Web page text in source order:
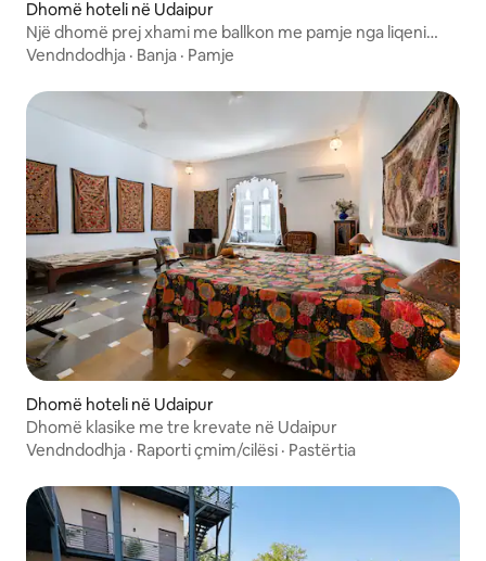
Dhomë hoteli në Udaipur
Një dhomë prej xhami me ballkon me pamje nga liqeni
Pichola
Vendndodhja · Banja · Pamje
Dhomë hoteli në Udaipur
Dhomë klasike me tre krevate në Udaipur
Vendndodhja · Raporti çmim/cilësi · Pastërtia